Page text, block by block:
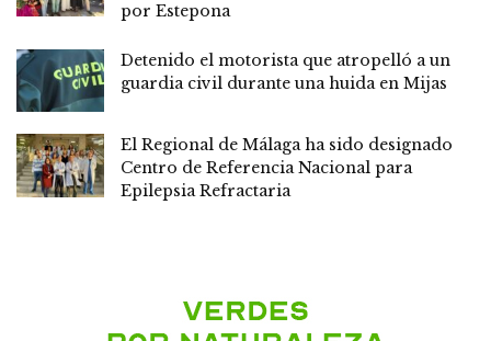
por Estepona
Detenido el motorista que atropelló a un
guardia civil durante una huida en Mijas
El Regional de Málaga ha sido designado
Centro de Referencia Nacional para
Epilepsia Refractaria